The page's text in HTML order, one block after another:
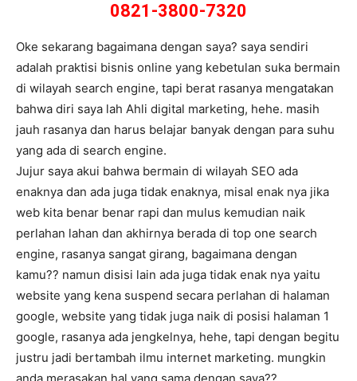
0821-3800-7320
Oke sekarang bagaimana dengan saya? saya sendiri
adalah praktisi bisnis online yang kebetulan suka bermain
di wilayah search engine, tapi berat rasanya mengatakan
bahwa diri saya lah Ahli digital marketing, hehe. masih
jauh rasanya dan harus belajar banyak dengan para suhu
yang ada di search engine.
Jujur saya akui bahwa bermain di wilayah SEO ada
enaknya dan ada juga tidak enaknya, misal enak nya jika
web kita benar benar rapi dan mulus kemudian naik
perlahan lahan dan akhirnya berada di top one search
engine, rasanya sangat girang, bagaimana dengan
kamu?? namun disisi lain ada juga tidak enak nya yaitu
website yang kena suspend secara perlahan di halaman
google, website yang tidak juga naik di posisi halaman 1
google, rasanya ada jengkelnya, hehe, tapi dengan begitu
justru jadi bertambah ilmu internet marketing. mungkin